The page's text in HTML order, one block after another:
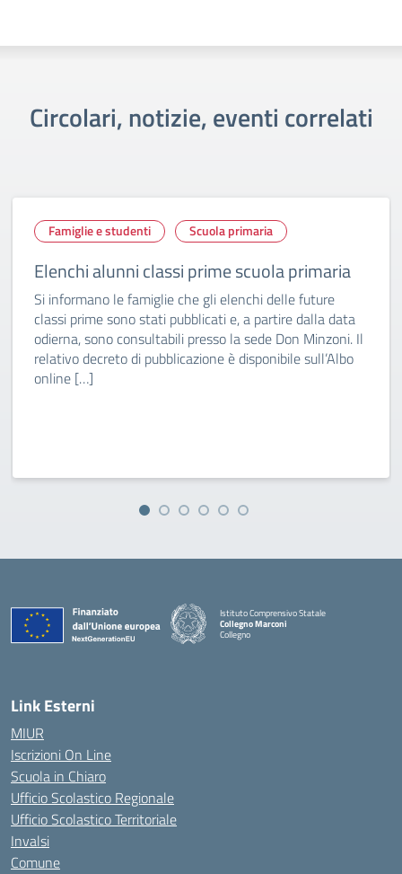
Circolari, notizie, eventi correlati
Famiglie e studenti Scuola primaria
Elenchi alunni classi prime scuola primaria
Si informano le famiglie che gli elenchi delle future
classi prime sono stati pubblicati e, a partire dalla data
odierna, sono consultabili presso la sede Don Minzoni. Il
relativo decreto di pubblicazione è disponibile sull’Albo
online […]
Istituto Comprensivo Statale
Collegno Marconi
Collegno
Link Esterni
MIUR
Iscrizioni On Line
Scuola in Chiaro
Ufficio Scolastico Regionale
Ufficio Scolastico Territoriale
Invalsi
Comune